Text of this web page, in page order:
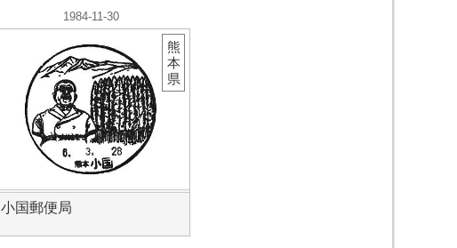
1984-11-30
小国郵便局
熊
本
県